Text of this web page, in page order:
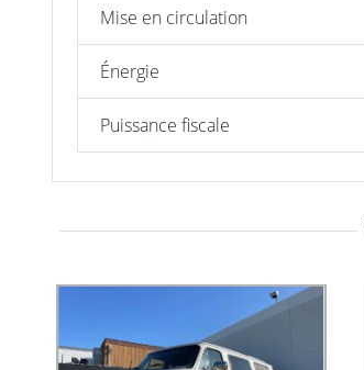
Mise en circulation
Énergie
Puissance fiscale